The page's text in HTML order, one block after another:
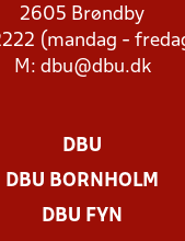
2605 Brøndby
(mandag -
M: dbu@dbu.dk
DBU
DBU BORNHOLM
DBU FYN